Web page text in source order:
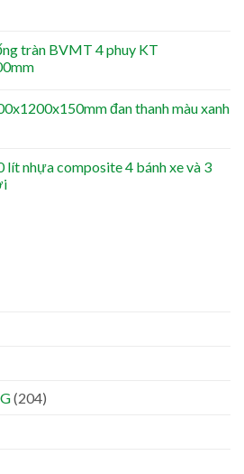
tràn BVMT 4 phuy KT
đan thanh màu xanh
lít nhựa composite 4 bánh xe và 3
(204)